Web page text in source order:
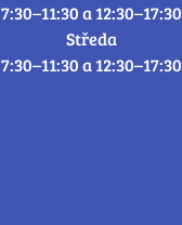
7:30–11:30 a 12:30–17:30
Středa
7:30–11:30 a 12:30–17:30